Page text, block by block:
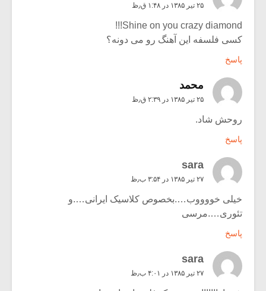
۲۵ تیر ۱۳۸۵ در ۱:۴۸ ق٫ظ
Shine on you crazy diamond!!!
کسی فلسفه این آهنگ رو می دونه؟
پاسخ
محمد
۲۵ تیر ۱۳۸۵ در ۲:۳۹ ق٫ظ
روحش شاد.
پاسخ
sara
۲۷ تیر ۱۳۸۵ در ۳:۵۴ ب٫ظ
خیلی خووووب….بخصوص کلاسیک ایرانی….و
تئوری….مرسی
پاسخ
sara
۲۷ تیر ۱۳۸۵ در ۴:۰۱ ب٫ظ